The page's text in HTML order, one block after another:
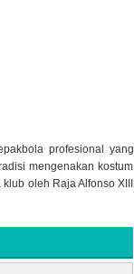
profesional yang
mengenakan kostum
oleh Raja Alfonso XIII